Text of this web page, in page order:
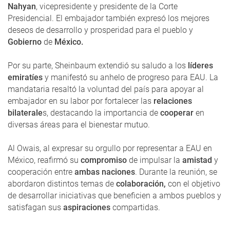
Nahyan, vicepresidente y presidente de la Corte
Presidencial. El embajador también expresó los mejores
deseos de desarrollo y prosperidad para el pueblo y
Gobierno de México.
Por su parte, Sheinbaum extendió su saludo a los líderes
emiratíes y manifestó su anhelo de progreso para EAU. La
mandataria resaltó la voluntad del país para apoyar al
embajador en su labor por fortalecer las relaciones
bilaterales, destacando la importancia de cooperar en
diversas áreas para el bienestar mutuo.
Al Owais, al expresar su orgullo por representar a EAU en
México, reafirmó su compromiso de impulsar la amistad y
cooperación entre ambas naciones. Durante la reunión, se
abordaron distintos temas de colaboración, con el objetivo
de desarrollar iniciativas que beneficien a ambos pueblos y
satisfagan sus aspiraciones compartidas.